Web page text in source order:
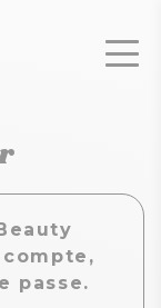
passe.